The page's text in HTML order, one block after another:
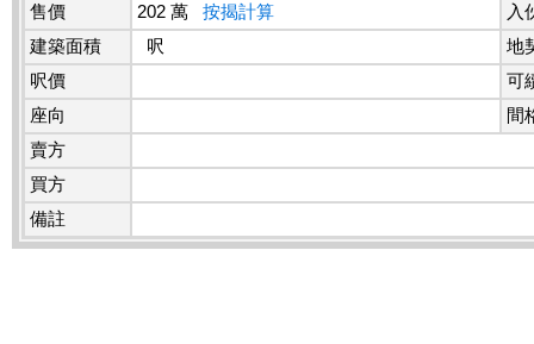
售價
202 萬 按揭計算
入
建築面積
呎
地
呎價
可
座向
間
賣方
買方
備註